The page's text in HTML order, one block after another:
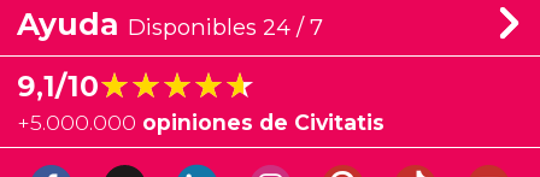
Ayuda Disponibles 24 / 7
9,1/10★★★★★
★★★★★
+5.000.000 opiniones de Civitatis